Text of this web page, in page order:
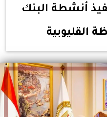
أنشطة البنك
القليوبية